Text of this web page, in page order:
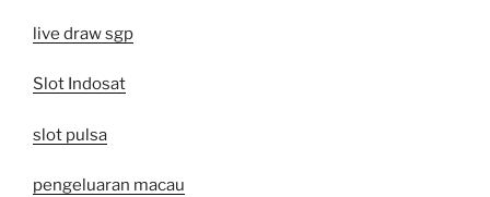
live draw sgp
Slot Indosat
slot pulsa
pengeluaran macau